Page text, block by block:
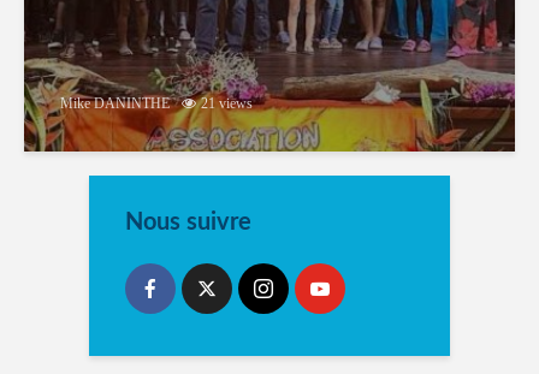
Mike DANINTHE 21 views
Nous suivre